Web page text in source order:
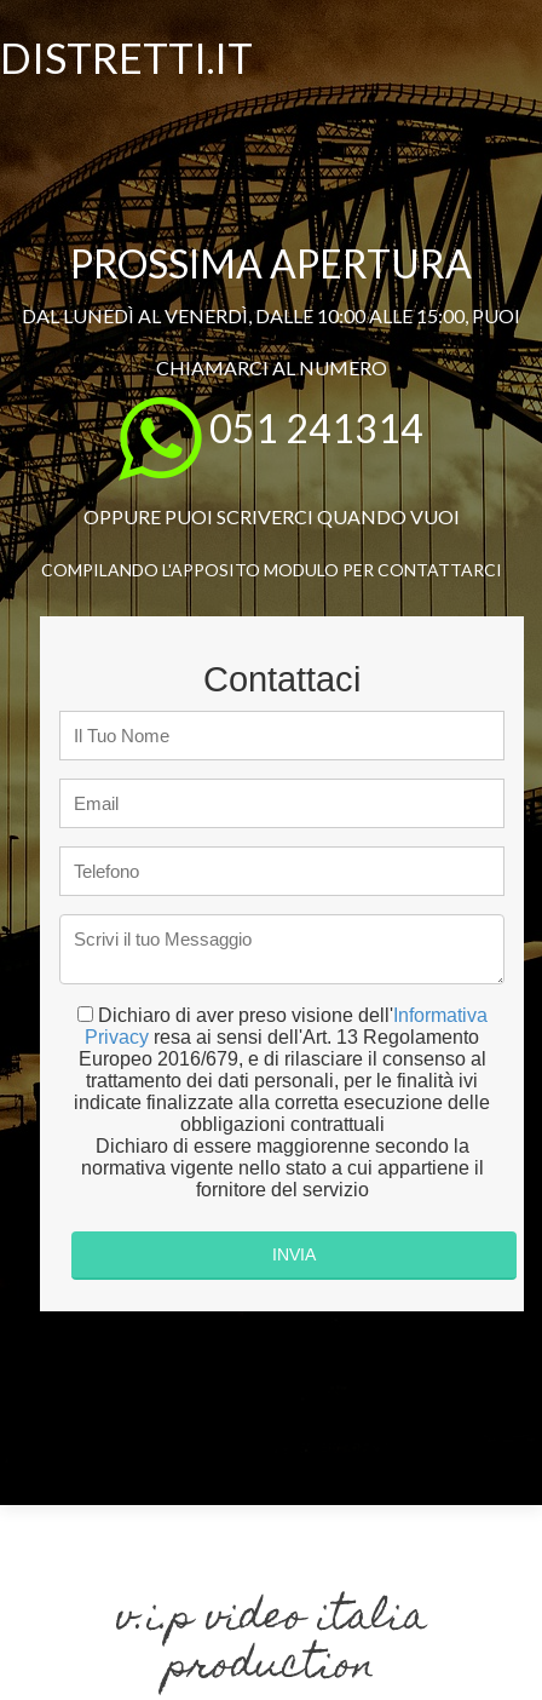
DISTRETTI.IT
PROSSIMA APERTURA
DAL LUNEDÌ AL VENERDÌ, DALLE 10:00 ALLE 15:00, PUOI
CHIAMARCI AL NUMERO
051 241314
OPPURE PUOI SCRIVERCI QUANDO VUOI
COMPILANDO L'APPOSITO MODULO PER CONTATTARCI
Contattaci
Dichiaro di aver preso visione dell'Informativa
Privacy resa ai sensi dell'Art. 13 Regolamento
Europeo 2016/679, e di rilasciare il consenso al
trattamento dei dati personali, per le finalità ivi
indicate finalizzate alla corretta esecuzione delle
obbligazioni contrattuali
Dichiaro di essere maggiorenne secondo la
normativa vigente nello stato a cui appartiene il
fornitore del servizio
v.i.p video italia
production